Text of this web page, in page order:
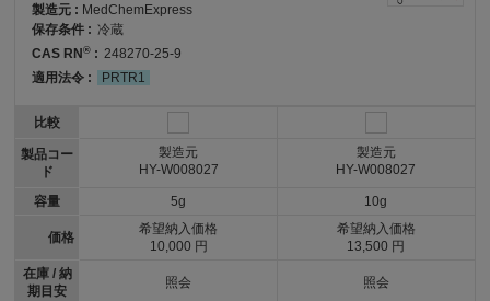
製造元 : MedChemExpress
保存条件 : 冷蔵
CAS RN® : 248270-25-9
適用法令 :
PRTR1
比較
製品コー
ド
容量
価格
在庫 / 納
期目安
製造元
HY-W008027
5g
希望納入価格
10,000 円
照会
製造元
HY-W008027
10g
希望納入価格
13,500 円
照会